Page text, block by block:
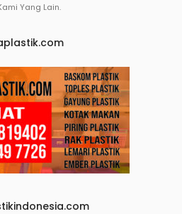
Yang Lain.